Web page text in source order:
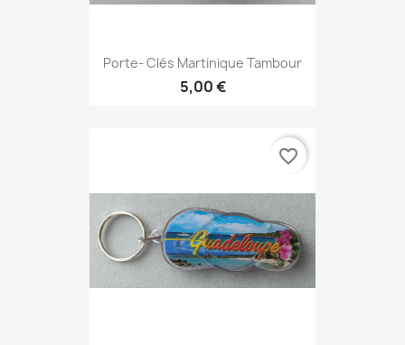
Porte- Clés Martinique Tambour
5,00 €
favorite_border